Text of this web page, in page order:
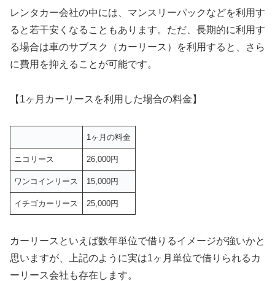
レンタカー会社の中には、マンスリーパックなどを利用す
ると若干安くなることもあります。ただ、長期的に利用す
る場合は車のサブスク（カーリース）を利用すると、さら
に費用を抑えることが可能です。
【1ヶ月カーリースを利用した場合の料金】
1ヶ月の料金
ニコリース 26,000円
ワンコインリース 15,000円
イチゴカーリース 25,000円
カーリースといえば数年単位で借りるイメージが強いかと
思いますが、上記のように実は1ヶ月単位で借りられるカ
ーリース会社も存在します。